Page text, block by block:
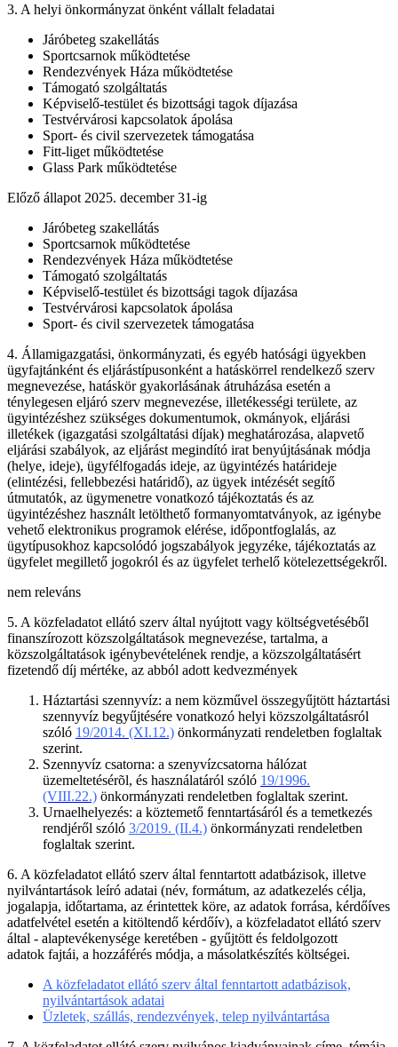
3. A helyi önkormányzat önként vállalt feladatai
Járóbeteg szakellátás
Sportcsarnok működtetése
Rendezvények Háza működtetése
Támogató szolgáltatás
Képviselő-testület és bizottsági tagok díjazása
Testvérvárosi kapcsolatok ápolása
Sport- és civil szervezetek támogatása
Fitt-liget működtetése
Glass Park működtetése
Előző állapot 2025. december 31-ig
Járóbeteg szakellátás
Sportcsarnok működtetése
Rendezvények Háza működtetése
Támogató szolgáltatás
Képviselő-testület és bizottsági tagok díjazása
Testvérvárosi kapcsolatok ápolása
Sport- és civil szervezetek támogatása
4. Államigazgatási, önkormányzati, és egyéb hatósági ügyekben
ügyfajtánként és eljárástípusonként a hatáskörrel rendelkező szerv
megnevezése, hatáskör gyakorlásának átruházása esetén a
ténylegesen eljáró szerv megnevezése, illetékességi területe, az
ügyintézéshez szükséges dokumentumok, okmányok, eljárási
illetékek (igazgatási szolgáltatási díjak) meghatározása, alapvető
eljárási szabályok, az eljárást megindító irat benyújtásának módja
(helye, ideje), ügyfélfogadás ideje, az ügyintézés határideje
(elintézési, fellebbezési határidő), az ügyek intézését segítő
útmutatók, az ügymenetre vonatkozó tájékoztatás és az
ügyintézéshez használt letölthető formanyomtatványok, az igénybe
vehető elektronikus programok elérése, időpontfoglalás, az
ügytípusokhoz kapcsolódó jogszabályok jegyzéke, tájékoztatás az
ügyfelet megillető jogokról és az ügyfelet terhelő kötelezettségekről.
nem releváns
5. A közfeladatot ellátó szerv által nyújtott vagy költségvetéséből
finanszírozott közszolgáltatások megnevezése, tartalma, a
közszolgáltatások igénybevételének rendje, a közszolgáltatásért
fizetendő díj mértéke, az abból adott kedvezmények
Háztartási szennyvíz: a nem közművel összegyűjtött háztartási
szennyvíz begyűjtésére vonatkozó helyi közszolgáltatásról
szóló 19/2014. (XI.12.) önkormányzati rendeletben foglaltak
szerint.
Szennyvíz csatorna: a szenyvízcsatorna hálózat
üzemeltetésérõl, és használatáról szóló 19/1996.
(VIII.22.) önkormányzati rendeletben foglaltak szerint.
Urnaelhelyezés: a köztemető fenntartásáról és a temetkezés
rendjéről szóló 3/2019. (II.4.) önkormányzati rendeletben
foglaltak szerint.
6. A közfeladatot ellátó szerv által fenntartott adatbázisok, illetve
nyilvántartások leíró adatai (név, formátum, az adatkezelés célja,
jogalapja, időtartama, az érintettek köre, az adatok forrása, kérdőíves
adatfelvétel esetén a kitöltendő kérdőív), a közfeladatot ellátó szerv
által - alaptevékenysége keretében - gyűjtött és feldolgozott
adatok fajtái, a hozzáférés módja, a másolatkészítés költségei.
A közfeladatot ellátó szerv által fenntartott adatbázisok,
nyilvántartások adatai
Üzletek, szállás, rendezvények, telep nyilvántartása